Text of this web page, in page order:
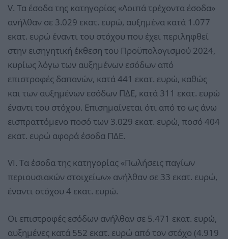
V. Τα έσοδα της κατηγορίας «Λοιπά τρέχοντα έσοδα»
ανήλθαν σε 3.029 εκατ. ευρώ, αυξημένα κατά 1.077
εκατ. ευρώ έναντι του στόχου που έχει περιληφθεί
στην εισηγητική έκθεση του Προϋπολογισμού 2024,
κυρίως λόγω των αυξημένων εσόδων από
επιστροφές δαπανών, κατά 441 εκατ. ευρώ, καθώς
και των αυξημένων εσόδων ΠΔΕ, κατά 311 εκατ. ευρώ
έναντι του στόχου. Επισημαίνεται ότι από το ως άνω
εισπραττόμενο ποσό των 3.029 εκατ. ευρώ, ποσό 404
εκατ. ευρώ αφορά έσοδα ΠΔΕ.
VI. Τα έσοδα της κατηγορίας «Πωλήσεις παγίων
περιουσιακών στοιχείων» ανήλθαν σε 33 εκατ. ευρώ,
έναντι στόχου 4 εκατ. ευρώ.
Οι επιστροφές εσόδων ανήλθαν σε 5.471 εκατ. ευρώ,
αυξημένες κατά 552 εκατ. ευρώ από τον στόχο (4.919